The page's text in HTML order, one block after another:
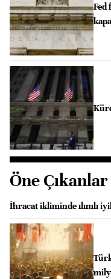
Fed
Öne Çıkanlar
İhracat ikliminde ılımlı